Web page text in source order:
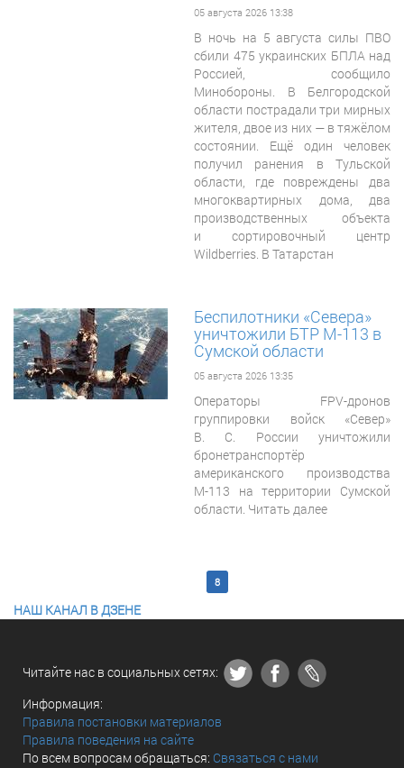
05 августа 2026 13:38
В ночь на 5 августа силы ПВО
сбили 475 украинских БПЛА над
Россией, сообщило
Минобороны. В Белгородской
области пострадали три мирных
жителя, двое из них — в тяжёлом
состоянии. Ещё один человек
получил ранения в Тульской
области, где повреждены два
многоквартирных дома, два
производственных объекта
и сортировочный центр
Wildberries. В Татарстан
Беспилотники «Севера»
уничтожили БТР М-113 в
Сумской области
05 августа 2026 13:35
Операторы FPV-дронов
группировки войск «Север»
В. С. России уничтожили
бронетранспортёр
американского производства
М-113 на территории Сумской
области. Читать далее
8
НАШ КАНАЛ В ДЗЕНЕ
Читайте нас в социальных сетях:
Информация:
Правила постановки материалов
Правила поведения на сайте
По всем вопросам обращаться: Связаться с нами